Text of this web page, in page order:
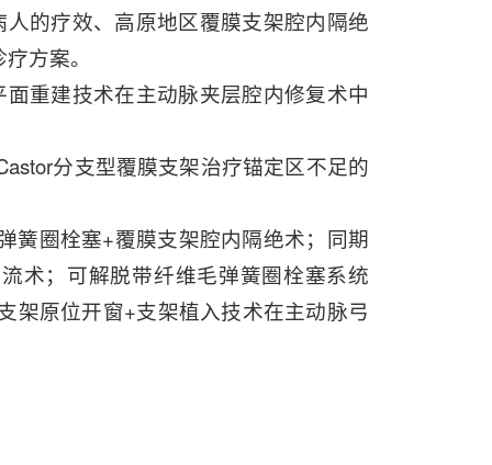
的疗效、高原地区覆膜支架腔内隔绝
方案。
重建技术在主动脉夹层腔内修复术中
分支型覆膜支架治疗锚定区不足的
簧圈栓塞+覆膜支架腔内隔绝术；同期
术；可解脱带纤维毛弹簧圈栓塞系统
架原位开窗+支架植入技术在主动脉弓